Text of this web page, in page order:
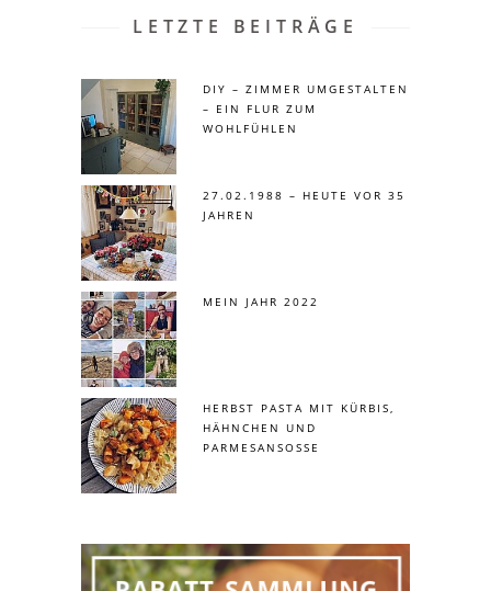
LETZTE BEITRÄGE
DIY – ZIMMER UMGESTALTEN
– EIN FLUR ZUM
WOHLFÜHLEN
27.02.1988 – HEUTE VOR 35
JAHREN
MEIN JAHR 2022
HERBST PASTA MIT KÜRBIS,
HÄHNCHEN UND
PARMESANSOSSE